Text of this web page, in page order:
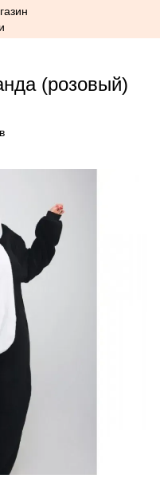
(розовый)